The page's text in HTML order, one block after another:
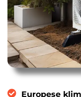
Europese